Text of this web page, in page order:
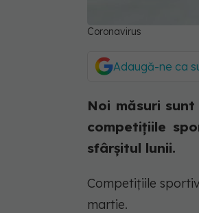
Coronavirus
Adaugă-ne ca
Noi măsuri
competițiile
sfârșitul lunii.
Competițiile
martie.